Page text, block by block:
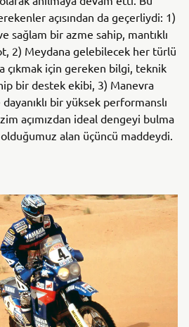
açısından da geçerliydi: 1)
sağlam bir azme sahip, mantıklı
2) Meydana gelebilecek her türlü
çıkmak için gereken bilgi, teknik
bir destek ekibi, 3) Manevra
bir yüksek performanslı
açımızdan ideal dengeyi bulma
alan üçüncü maddeydi.